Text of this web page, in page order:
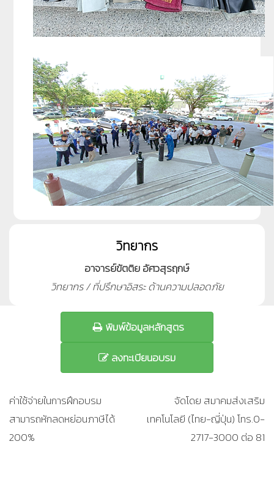
วิทยากร
อาจารย์ขัตติย อัศวสุรฤกษ์
วิทยากร / ที่ปรึกษาอิสระ ด้านความปลอดภัย
พิมพ์ข้อมูลหลักสูตร
ลงทะเบียนอบรม
ค่าใช้จ่ายในการฝึกอบรม
สามารถหักลดหย่อนภาษีได้
200%
จัดโดย สมาคมส่งเสริม
เทคโนโลยี (ไทย-ญี่ปุ่น) โทร.0-
2717-3000 ต่อ 81